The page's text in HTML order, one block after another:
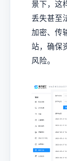
景下，这
丢失甚至
加密、传
站，确保
风险。